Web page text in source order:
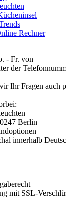
Rechner
- Fr. von
der
Ihr Fragen auch
Berlin
innerhalb
mit SSL-